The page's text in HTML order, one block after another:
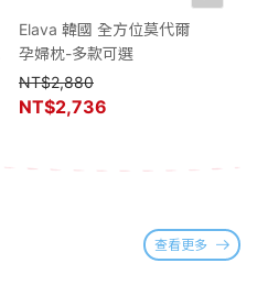
Elava 韓國 全方位莫代爾
孕婦枕-多款可選
NT$2,880
NT$2,736
查看更多